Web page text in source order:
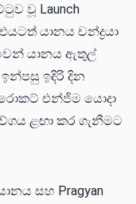
වූ Launch
යානය චන්ද්‍රයා
යානය ඇතුල්
ඉදිරි දින
එන්ජිම යොදා
ළඟා කර ගැනීමට
සහ Pragyan